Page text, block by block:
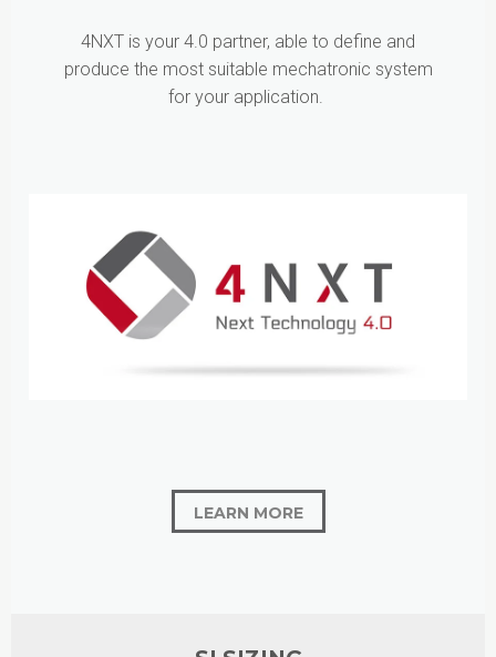
4NXT is your 4.0 partner, able to define and
produce the most suitable mechatronic system
for your application.
LEARN MORE